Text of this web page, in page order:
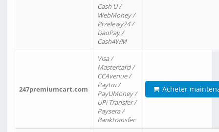
Cash U /
WebMoney /
Przelewy24 /
DaoPay /
Cash4WM
247premiumcart.com
Visa /
Mastercard /
CCAvenue /
Paytm /
PayUMoney /
UPi Transfer /
Paysera /
Banktransfer
Acheter